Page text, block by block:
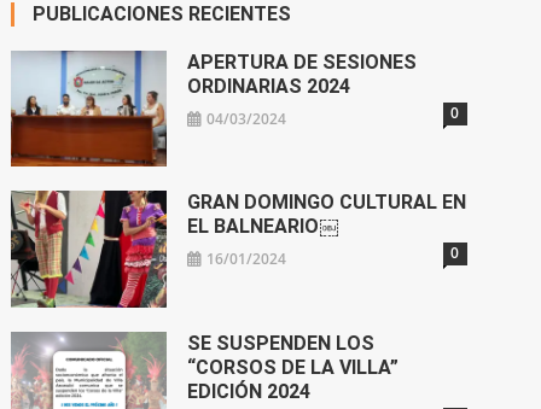
PUBLICACIONES RECIENTES
APERTURA DE SESIONES
ORDINARIAS 2024
04/03/2024 0
GRAN DOMINGO CULTURAL EN
EL BALNEARIO￼
16/01/2024 0
SE SUSPENDEN LOS
“CORSOS DE LA VILLA”
EDICIÓN 2024